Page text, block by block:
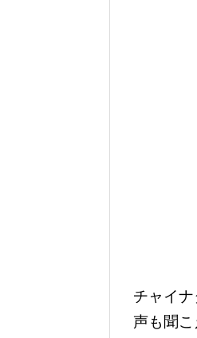
チャイ
声も聞